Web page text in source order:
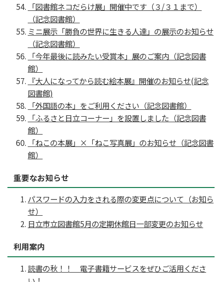
「図書館ネコだらけ展」開催中です（３/３１まで）
（記念図書館）
ミニ展示「勝負の世界に生きる人達」の展示のお知らせ
（記念図書館）
「今年最後に読みたい受賞本」展のご案内（記念図書
館）
『大人になってから読む絵本展』開催のお知らせ(記念
図書館)
「外国語の本」をご利用ください（記念図書館）
「ふるさと日立コーナー」を設置しました（記念図書
館）
「ねこの本展」×「ねこ写真展」のお知らせ（記念図書
館）
重要なお知らせ
パスワードの入力をされる際の変更点について（お知ら
せ）
日立市立図書館5月の定期休館日一部変更のお知らせ
利用案内
読書の秋！！ 電子書籍サービスをぜひご活用くださ